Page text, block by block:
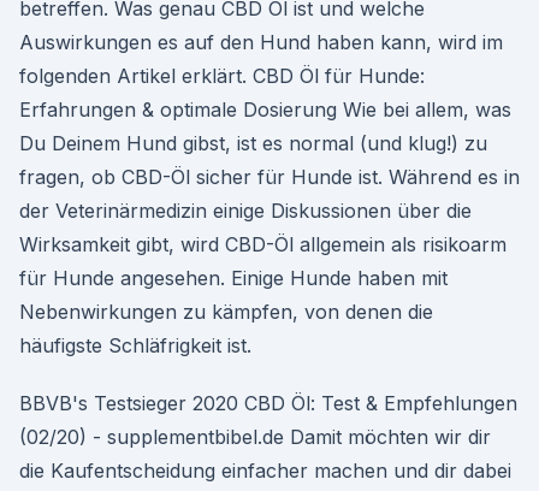
betreffen. Was genau CBD Öl ist und welche
Auswirkungen es auf den Hund haben kann, wird im
folgenden Artikel erklärt. CBD Öl für Hunde:
Erfahrungen & optimale Dosierung Wie bei allem, was
Du Deinem Hund gibst, ist es normal (und klug!) zu
fragen, ob CBD-Öl sicher für Hunde ist. Während es in
der Veterinärmedizin einige Diskussionen über die
Wirksamkeit gibt, wird CBD-Öl allgemein als risikoarm
für Hunde angesehen. Einige Hunde haben mit
Nebenwirkungen zu kämpfen, von denen die
häufigste Schläfrigkeit ist.
BBVB's Testsieger 2020 CBD Öl: Test & Empfehlungen
(02/20) - supplementbibel.de Damit möchten wir dir
die Kaufentscheidung einfacher machen und dir dabei